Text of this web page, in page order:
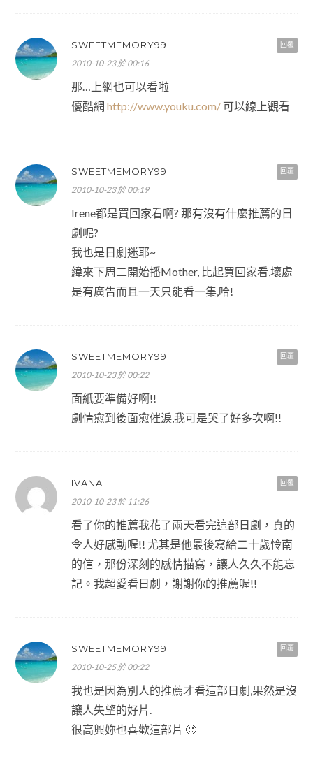
回覆
SWEETMEMORY99
2010-10-23 於 00:16
那…上網也可以看啦
優酷網http://www.youku.com/ 可以線上觀看
回覆
SWEETMEMORY99
2010-10-23 於 00:19
Irene都是買回家看啊? 那有沒有什麼推薦的日
劇呢?
我也是日劇迷耶~
緯來下周二開始播Mother, 比起買回家看,壞處
是有廣告而且一天只能看一集,哈!
回覆
SWEETMEMORY99
2010-10-23 於 00:22
面紙要準備好啊!!
劇情愈到後面愈催淚,我可是哭了好多次啊!!
回覆
IVANA
2010-10-23 於 11:26
看了你的推薦我花了兩天看完這部日劇，真的
令人好感動喔!! 尤其是他最後寫給二十歲怜南
的信，那份深刻的感情描寫，讓人久久不能忘
記。我超愛看日劇，謝謝你的推薦喔!!
回覆
SWEETMEMORY99
2010-10-25 於 00:22
我也是因為別人的推薦才看這部日劇,果然是沒
讓人失望的好片.
很高興妳也喜歡這部片 🙂